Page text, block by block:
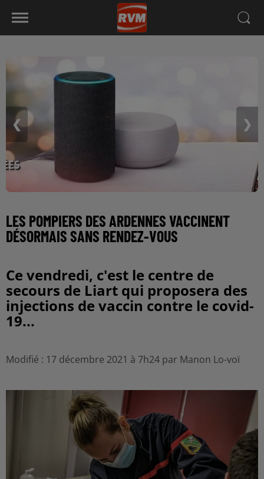
❮ ❯
LES POMPIERS DES ARDENNES VACCINENT
DÉSORMAIS SANS RENDEZ-VOUS
Ce vendredi, c'est le centre de
secours de Liart qui proposera des
injections de vaccin contre le covid-
19...
Modifié : 17 décembre 2021 à 7h24 par Manon Lo-voï